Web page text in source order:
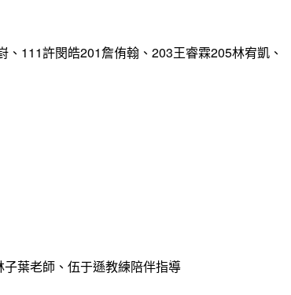
111許閔皓201詹侑翰、203王睿霖205林宥凱、
葉老師、伍于遜教練陪伴指導